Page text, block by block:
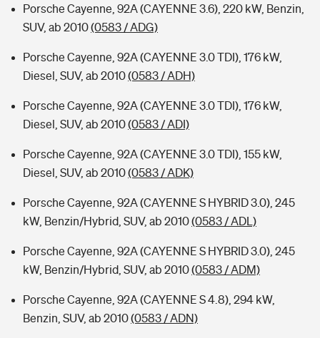
Porsche Cayenne, 92A (CAYENNE 3.6), 220 kW, Benzin,
SUV, ab 2010(0583 / ADG)
Porsche Cayenne, 92A (CAYENNE 3.0 TDI), 176 kW,
Diesel, SUV, ab 2010(0583 / ADH)
Porsche Cayenne, 92A (CAYENNE 3.0 TDI), 176 kW,
Diesel, SUV, ab 2010(0583 / ADI)
Porsche Cayenne, 92A (CAYENNE 3.0 TDI), 155 kW,
Diesel, SUV, ab 2010(0583 / ADK)
Porsche Cayenne, 92A (CAYENNE S HYBRID 3.0), 245
kW, Benzin/Hybrid, SUV, ab 2010(0583 / ADL)
Porsche Cayenne, 92A (CAYENNE S HYBRID 3.0), 245
kW, Benzin/Hybrid, SUV, ab 2010(0583 / ADM)
Porsche Cayenne, 92A (CAYENNE S 4.8), 294 kW,
Benzin, SUV, ab 2010(0583 / ADN)